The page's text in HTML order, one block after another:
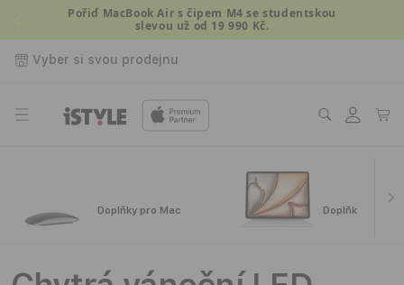
Přejít kPořiď MacBook Air s čipem M4 se studentskou
slevou už od 19 990 Kč.
Vyber si svou prodejnu
Přihlásit
se
Košík
Doplňky pro Mac Doplňky pro